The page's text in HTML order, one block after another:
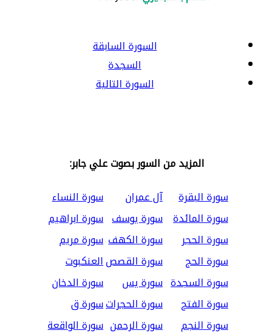
السورة السابقة
السجدة
السورة التالية
المزيد من السور بصوت علي جابر:
سورة البقرة
آل عمران
سورة النساء
سورة المائدة سورة يوسف سورة ابراهيم
سورة الحجر
سورة الكهف سورة مريم
سورة الحج
سورة القصصالعنكبوت
سورة السجدة سورة يس
سورة الدخان
سورة الفتح
سورة الحجراتسورة ق
سورة النجم
سورة الرحمن سورة الواقعة